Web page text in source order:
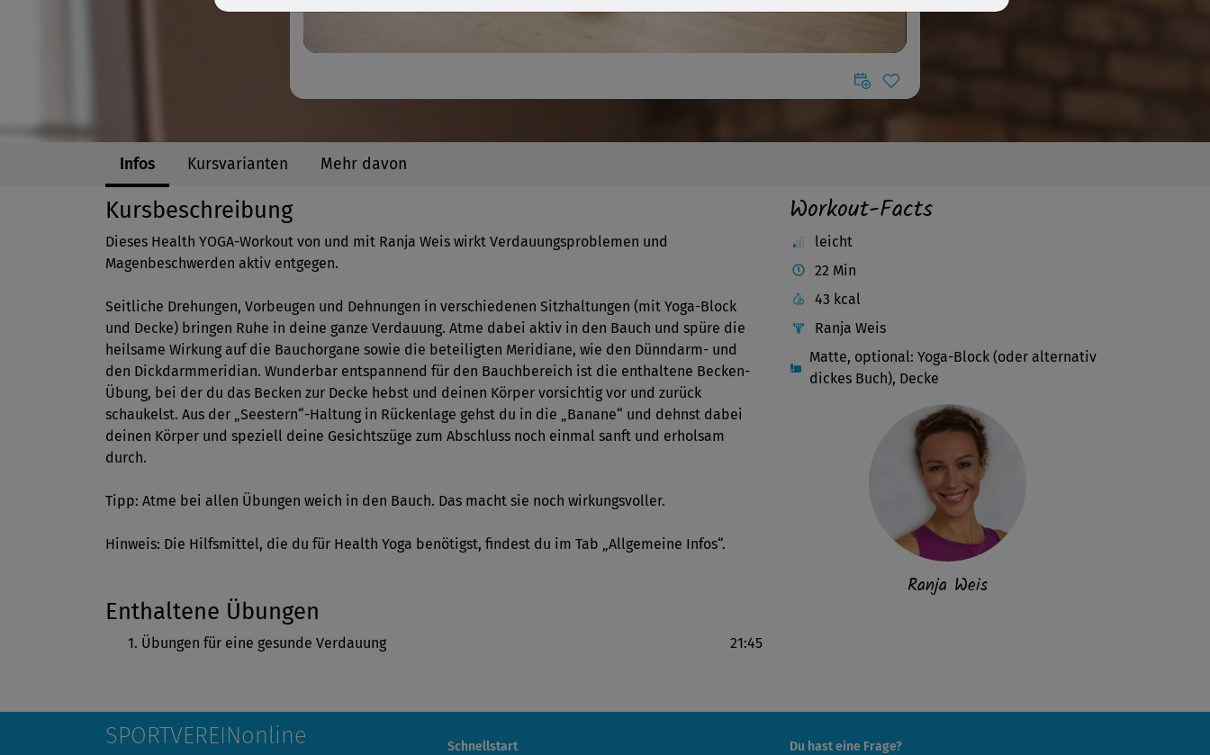
Infos Kursvarianten Mehr davon
Kursbeschreibung
Dieses Health YOGA-Workout von und mit Ranja Weis wirkt Verdauungsproblemen und
Magenbeschwerden aktiv entgegen.
Seitliche Drehungen, Vorbeugen und Dehnungen in verschiedenen Sitzhaltungen (mit Yoga-Block
und Decke) bringen Ruhe in deine ganze Verdauung. Atme dabei aktiv in den Bauch und spüre die
heilsame Wirkung auf die Bauchorgane sowie die beteiligten Meridiane, wie den Dünndarm- und
den Dickdarmmeridian. Wunderbar entspannend für den Bauchbereich ist die enthaltene Becken-
Übung, bei der du das Becken zur Decke hebst und deinen Körper vorsichtig vor und zurück
schaukelst. Aus der „Seestern“-Haltung in Rückenlage gehst du in die „Banane“ und dehnst dabei
deinen Körper und speziell deine Gesichtszüge zum Abschluss noch einmal sanft und erholsam
durch.
Tipp: Atme bei allen Übungen weich in den Bauch. Das macht sie noch wirkungsvoller.
Hinweis: Die Hilfsmittel, die du für Health Yoga benötigst, findest du im Tab „Allgemeine Infos“.
Enthaltene Übungen
Übungen für eine gesunde Verdauung 21:45
Workout-Facts
leicht
22 Min
43 kcal
Ranja Weis
Matte, optional: Yoga-Block (oder alternativ
dickes Buch), Decke
Ranja Weis
SPORTVEREINonline Schnellstart Du hast eine Frage?